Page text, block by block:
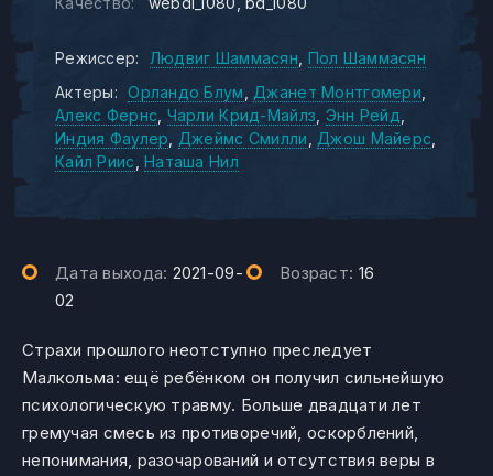
Режиссер: Людвиг Шаммасян Пол Шаммасян
Актеры:
Орландо Блум
Джанет Монтгомери
Алекс Фернс Чарли Крид-Майлз Энн Рейд
Индия Фаулер
Джеймс Смилли
Джош Майерс
Кайл Риис Наташа Нил
Дата выхода: 2021-09-
02
Возраст: 16
Страхи прошлого неотступно преследует
Малкольма: ещё ребёнком он получил сильнейшую
психологическую травму. Больше двадцати лет
гремучая смесь из противоречий, оскорблений,
непонимания, разочарований и отсутствия веры в